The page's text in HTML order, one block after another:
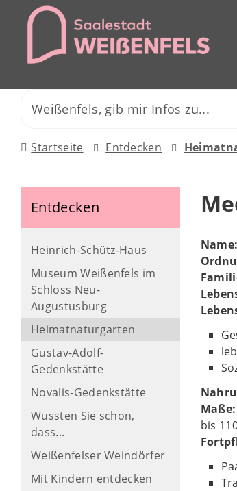
Startseite Entdecken
Entdecken
Heinrich-Schütz-Haus
Museum Weißenfels im
Schloss Neu-
Augustusburg
Heimatnaturgarten
Gustav-Adolf-
Gedenkstätte
Novalis-Gedenkstätte
Wussten Sie schon,
dass...
Weißenfelser Weindörfer
Mit Kindern entdecken
Name:
Maße:
bis